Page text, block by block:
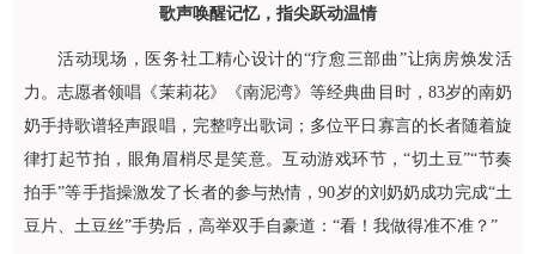
歌声唤醒记忆，指尖跃动温情
活动现场，医务社工精心设计的“疗愈三部曲”让病房焕发活
力。志愿者领唱《茉莉花》《南泥湾》等经典曲目时，83岁的南奶
奶手持歌谱轻声跟唱，完整哼出歌词；多位平日寡言的长者随着旋
律打起节拍，眼角眉梢尽是笑意。互动游戏环节，“切土豆”“节奏
拍手”等手指操激发了长者的参与热情，90岁的刘奶奶成功完成“土
豆片、土豆丝”手势后，高举双手自豪道：“看！我做得准不准？”